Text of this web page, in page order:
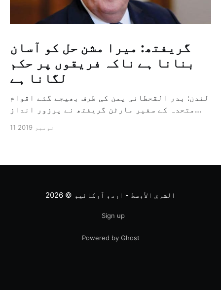
گریفتھ: میرا مشن حل کو آسان
بنانا ہے ناکہ فریقوں پر حکم
لگانا ہے
لندن: بدر القحطانی یمن کی طرف بھیجے گئے اقوام
متحدہ کے سفیر مارٹن گریفتھ نے پرزور انداز
ثالثی اور اس کشمکش کی حدبندی کرنے کے لئے ایک
11 نومبر 2019
الشرق الأوسط - اردو آرکائیو © 2026
Sign up
Powered by Ghost